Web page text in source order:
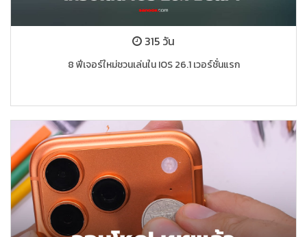
315 วัน
8 ฟีเจอร์ใหม่ชวนเล่นใน IOS 26.1 เวอร์ชั่นแรก